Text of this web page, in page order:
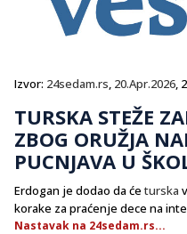
Izvor: 24sedam.rs, 20.Apr.2026,
TURSKA STEŽE
ZBOG ORUŽJA
PUCNJAVA U
Erdogan je dodao da ćeturska
korake za praćenje dece na
Nastavak na 24sedam.rs...